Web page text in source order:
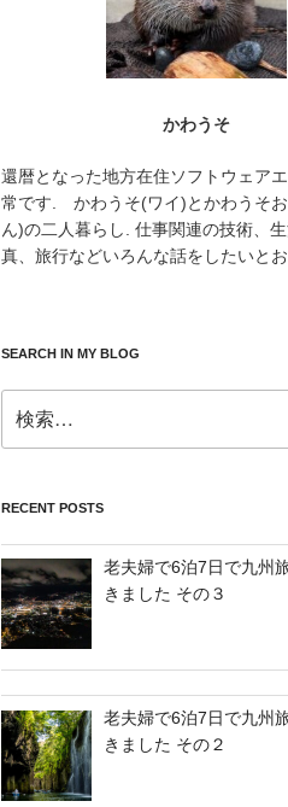
かわうそ
還暦となった地方在住ソフトウェア
常です. かわうそ(ワイ)とかわうそお
ん)の二人暮らし. 仕事関連の技術、
真、旅行などいろんな話をしたいと
SEARCH IN MY BLOG
索:
RECENT POSTS
老夫婦で6泊7日で九州
きました その３
老夫婦で6泊7日で九州
きました その２